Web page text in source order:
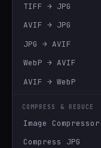
TIFF → JPG
AVIF → JPG
JPG → AVIF
WebP → AVIF
AVIF → WebP
COMPRESS & REDUCE
Image Compressor
Compress JPG